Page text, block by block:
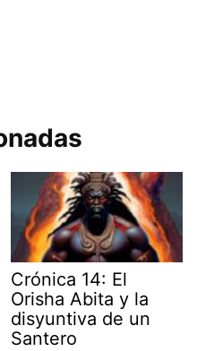
Crónica 14: El
Orisha Abita y la
disyuntiva de un
Santero